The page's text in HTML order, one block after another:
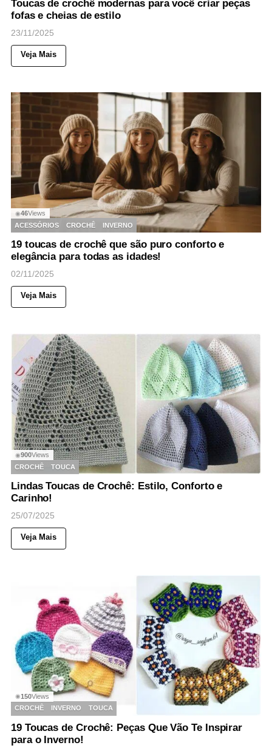
Toucas de crochê modernas para você criar peças
fofas e cheias de estilo
23/11/2025
Veja Mais
◉46Views
ACESSÓRIOS
CROCHÊ INVERNO
19 toucas de crochê que são puro conforto e
elegância para todas as idades!
02/11/2025
Veja Mais
◉900Views
CROCHÊ
TOUCA
Lindas Toucas de Crochê: Estilo, Conforto e
Carinho!
25/07/2025
Veja Mais
◉150Views
CROCHÊ
INVERNO TOUCA
19 Toucas de Crochê: Peças Que Vão Te Inspirar
para o Inverno!